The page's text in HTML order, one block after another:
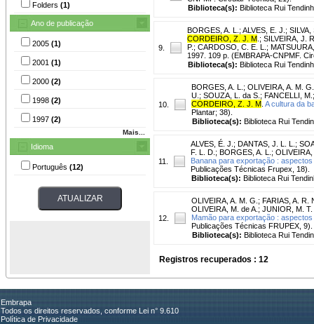
Folders (1)
Ano de publicação
2005 (1)
2001 (1)
2000 (2)
1998 (2)
1997 (2)
Mais...
Idioma
Português (12)
Biblioteca(s): Biblioteca Rui
9.
BORGES, A. L. ; ALVES, E. J. ; SILVA,
CORDEIRO, Z. J. M ; SILVEIRA, J.
P. ; CARDOSO, C. E. L. ;
1997. 109 p. (EMBRAPA-CNPMF.
Biblioteca(s): Biblioteca Rui
10.
BORGES, A. L. ; OLIVEIRA, A. M. G.
U. ; SOUZA, L. da S. ; FANCELLI, M.
CORDEIRO, Z. J. M A cultura da
Plantar; 38).
Biblioteca(s): Biblioteca Rui
11.
ALVES, É. J. ; DANTAS, J. L. L. ;
F. L. D. ; BORGES, A. L. ;
Banana para exportação :
Publicações Técnicas Frupex, 18).
Biblioteca(s): Biblioteca Rui
12.
OLIVEIRA, A. M. G. ; FARIAS, A. R.
OLIVEIRA, M. de A. ; JUNIOR, M. T.
Mamão para exportação :
Publicações Técnicas FRUPEX, 9).
Biblioteca(s): Biblioteca Rui
Registros recuperados : 12
Embrapa
Todos os direitos reservados, conforme Lei n° 9.610
Política de Privacidade